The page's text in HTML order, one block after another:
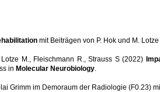
mit Beiträgen von P. Hok und M.
M., Fleischmann R., Strauss S (2022)
in Molecular Neurobiology.
Grimm im Demoraum der Radiologie (F0.23)